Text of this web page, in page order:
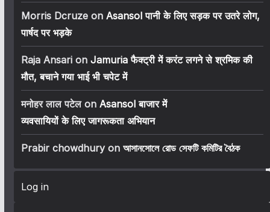
Morris Dcruzeon Asansol पानी के लिए सड़क पर उतरे लोग,
पार्षद पर भड़के
Raja Ansarion Jamuria फैक्ट्री में करंट लगने से श्रमिक की
मौत, बचाने गया भाई भी चपेट में
मनोहर लाल पटेलon Asansol बाजार में
व्यवसायियों के लिए जागरूकता अभियान
Prabir chowdhuryon আসানসোলে রোড সেফটি কমিটির বৈঠক
Log in